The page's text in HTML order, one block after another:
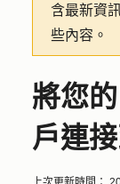
含最新資
些內容。
將您
戶連